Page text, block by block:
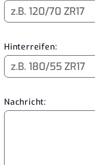
Hinterreifen:
Nachricht: